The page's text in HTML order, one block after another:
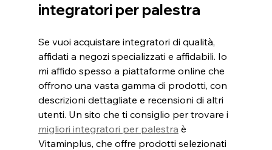
integratori per palestra
Se vuoi acquistare integratori di qualità,
affidati a negozi specializzati e affidabili. Io
mi affido spesso a piattaforme online che
offrono una vasta gamma di prodotti, con
descrizioni dettagliate e recensioni di altri
utenti. Un sito che ti consiglio per trovare i
migliori integratori per palestra è
Vitaminplus, che offre prodotti selezionati